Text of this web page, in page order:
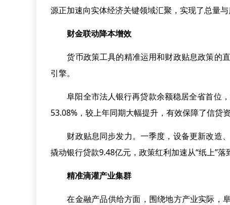
源正加速向实体经济关键领域汇聚，实现了总量与
财金联动降本增效
货币政策工具的精准运用和财政贴息政策的
引擎。
阜阳全市法人银行再贷款余额稳居全省首位，
53.08%，较上年同期大幅提升，有效保障了信贷
财政贴息同步发力。一季度，设备更新改造
撬动银行贷款9.48亿元，政策红利加速从“纸上”落
精准滴灌产业集群
在金融产品供给方面，围绕地方产业实际，阜